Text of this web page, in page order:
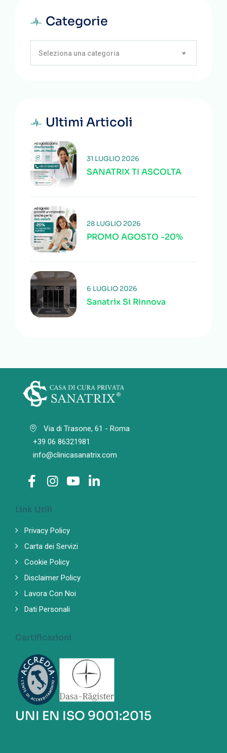
Categorie
Seleziona una categoria
Ultimi Articoli
SANATRIX TI ASCOLTA
31 LUGLIO 2026
PROMO AGOSTO -20%
28 LUGLIO 2026
Sanatrix Si Rinnova
6 LUGLIO 2026
Via di Trasone, 61 - Roma
+39 06 86321981
info@clinicasanatrix.com
Link Utili
Privacy Policy
Carta dei Servizi
Cookie Policy
Disclaimer Policy
Lavora Con Noi
Dati Personali
Certificazioni
UNI EN ISO 9001:2015